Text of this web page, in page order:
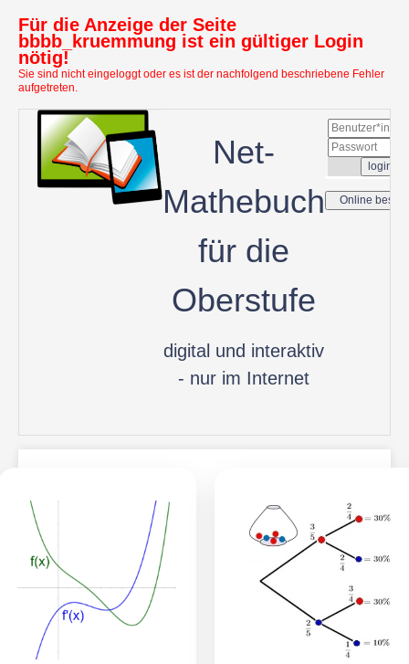
Für die Anzeige der Seite
bbbb_kruemmung ist ein gültiger Login
nötig!
Sie sind nicht eingeloggt oder es ist der nachfolgend beschriebene Fehler
aufgetreten.
Net-
Mathebuch
für die
Oberstufe
digital und interaktiv
- nur im Internet